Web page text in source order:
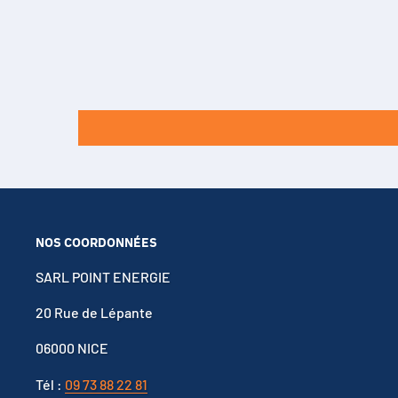
LGABC21865
LGABE11865
LGABE11865
LGCAS31865
LGCH118650
NOS COORDONNÉES
SARL POINT ENERGIE
20 Rue de Lépante
06000 NICE
Tél : 09 73 88 22 81